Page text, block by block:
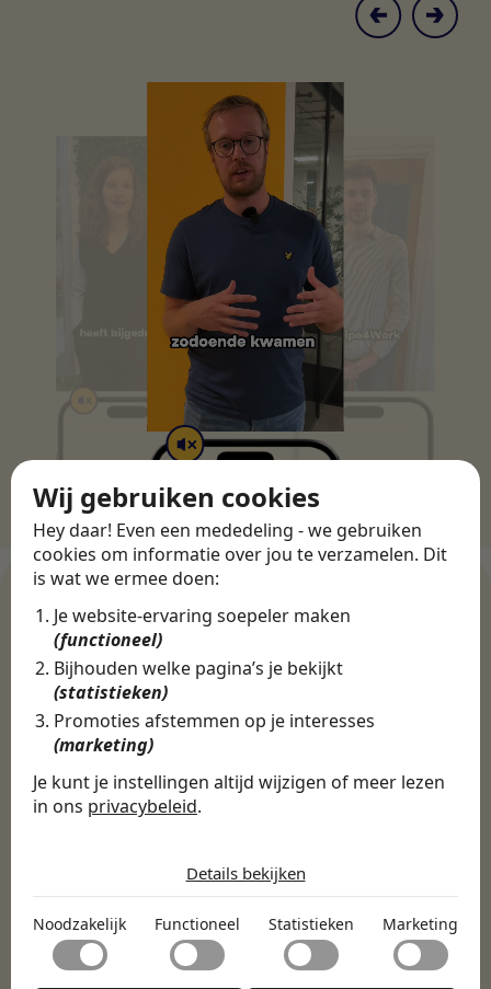
Wij gebruiken cookies
Hey daar! Even een mededeling - we gebruiken
cookies om informatie over jou te verzamelen. Dit
is wat we ermee doen:
Je website-ervaring soepeler maken
(functioneel)
Bijhouden welke pagina’s je bekijkt
(statistieken)
Promoties afstemmen op je interesses
(marketing)
Je kunt je instellingen altijd wijzigen of meer lezen
in ons privacybeleid.
Noodzakelijk
Noodzakelijke cookies helpen een website bruikbaar te
maken door basisfuncties zoals paginanavigatie en
toegang tot beveiligde delen van de website mogelijk te
Functioneel
Details bekijken
Noodzakelijk Functioneel Statistieken Marketing
Ontdek meer dan 500+
werkgevers
Finance, HR & administratie ICT
Horeca & Retail
Marketing & Communicatie
Zorg & Welzijn